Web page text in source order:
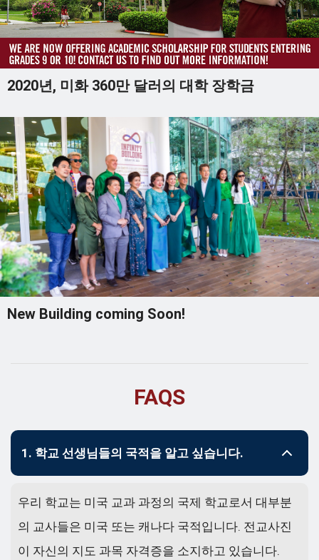
2020년, 미화 360만 달러의 대학 장학금
New Building coming Soon!
FAQS
1. 학교 선생님들의 국적을 알고 싶습니다.
우리 학교는 미국 교과 과정의 국제 학교로서 대부분
의 교사들은 미국 또는 캐나다 국적입니다. 전교사진
이 자신의 지도 과목 자격증을 소지하고 있습니다.